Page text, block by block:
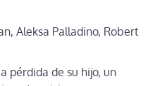
Aleksa Palladino, Robert
pérdida de su hijo, un